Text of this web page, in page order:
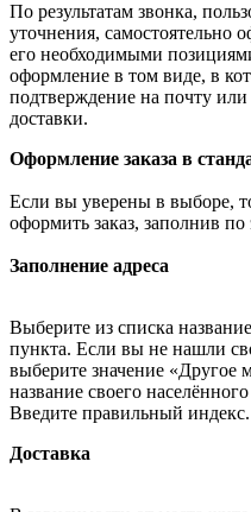
По результатам звонка,
уточнения, самостоятельно
его необходимыми
оформление в том виде, в
подтверждение на почту
доставки.
Оформление заказа в
Если вы уверены в выборе,
оформить заказ, заполнив
Заполнение адреса
Выберите из списка
пункта. Если вы не нашли
выберите значение
название своего
Введите правильный индекс.
Доставка